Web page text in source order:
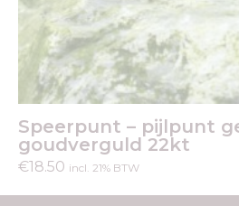
Speerpunt – pijlpunt
goudverguld 22kt
€18.50 incl. 21% BTW